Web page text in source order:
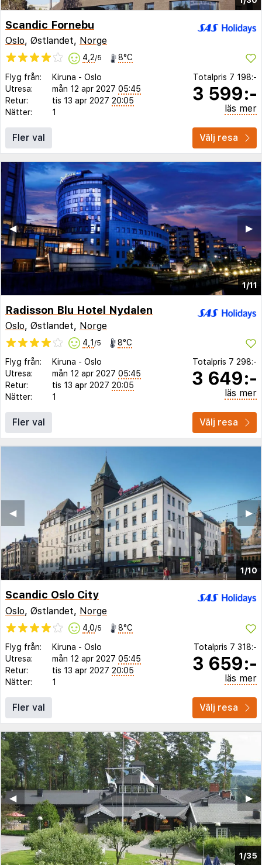
Scandic Fornebu
Oslo, Østlandet, Norge
4,2/5 8°C
Flyg från: Kiruna - Oslo
Utresa:
mån 12 apr 2027 05:45
Retur:
tis 13 apr 2027 20:05
Nätter:
1
Totalpris 7 198:-
3 599:-
läs mer
Fler val Välj resa
1/11
▶︎
◀︎
Radisson Blu Hotel Nydalen
Oslo, Østlandet, Norge
4,1 /5 8°C
Flyg från: Kiruna - Oslo
Utresa:
mån 12 apr 2027 05:45
Retur:
tis 13 apr 2027 20:05
Nätter:
1
Totalpris 7 298:-
3 649:-
läs mer
Fler val Välj resa
1/10
▶︎
◀︎
Scandic Oslo City
Oslo, Østlandet, Norge
4,0/5 8°C
Flyg från: Kiruna - Oslo
Utresa:
mån 12 apr 2027 05:45
Retur:
tis 13 apr 2027 20:05
Nätter:
1
Totalpris 7 318:-
3 659:-
läs mer
Fler val Välj resa
1/35
▶︎
◀︎